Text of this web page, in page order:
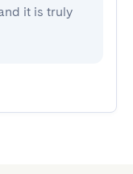
it is truly